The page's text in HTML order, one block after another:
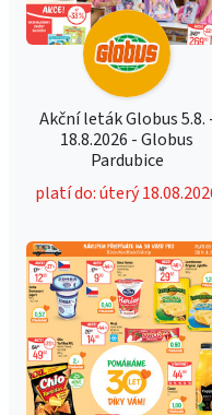
Akční leták Globus 5.8.
18.8.2026 - Globus
Pardubice
platí do: úterý